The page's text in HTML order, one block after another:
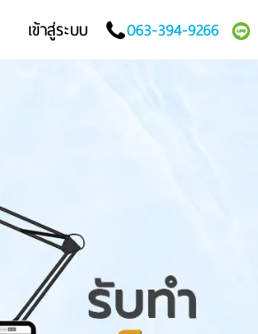
063-394-9266
เข้าสู่ระบบ